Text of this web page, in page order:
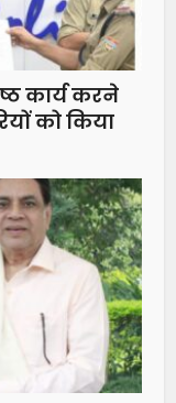
कार्य करने
को किया